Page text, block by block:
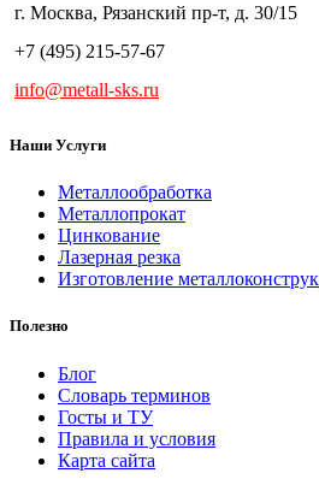
г. Москва, Рязанский пр-т, д. 30/15
+7 (495) 215-57-67
info@metall-sks.ru
Наши Услуги
Металлообработка
Металлопрокат
Цинкование
Лазерная резка
Изготовление
Полезно
Блог
Словарь терминов
Госты и ТУ
Правила и условия
Карта сайта